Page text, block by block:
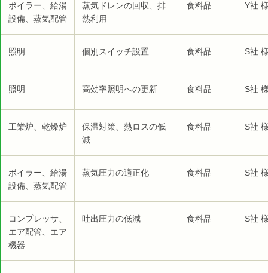
ボイラー、給湯
設備、蒸気配管
蒸気ドレンの回収、排
熱利用
食料品 Y社
照明 個別スイッチ設置 食料品 S社
照明 高効率照明への更新 食料品 S社
工業炉、乾燥炉
保温対策、熱ロスの低
減
食料品 S社
ボイラー、給湯
設備、蒸気配管
蒸気圧力の適正化 食料品 S社
コンプレッサ、
エア配管、エア
機器
吐出圧力の低減 食料品 S社